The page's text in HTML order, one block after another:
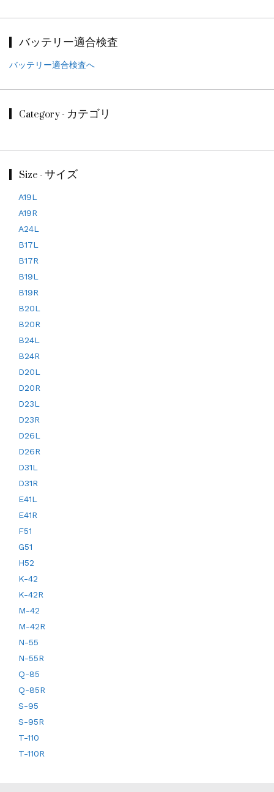
バッテリー適合検査
バッテリー適合検査へ
Category - カテゴリ
Size - サイズ
A19L
A19R
A24L
B17L
B17R
B19L
B19R
B20L
B20R
B24L
B24R
D20L
D20R
D23L
D23R
D26L
D26R
D31L
D31R
E41L
E41R
F51
G51
H52
K-42
K-42R
M-42
M-42R
N-55
N-55R
Q-85
Q-85R
S-95
S-95R
T-110
T-110R